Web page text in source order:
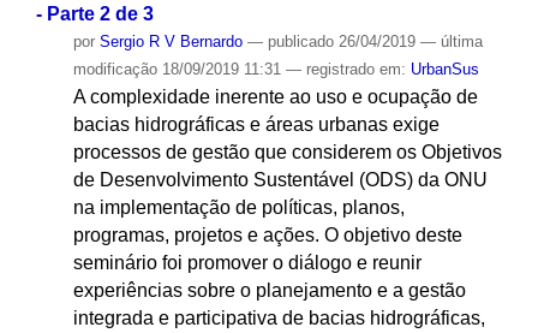
- Parte 2 de 3
por Sergio R V Bernardo — publicado26/04/2019 — última
modificação18/09/2019 11:31 — registrado em: UrbanSus
A complexidade inerente ao uso e ocupação de
bacias hidrográficas e áreas urbanas exige
processos de gestão que considerem os Objetivos
de Desenvolvimento Sustentável (ODS) da ONU
na implementação de políticas, planos,
programas, projetos e ações. O objetivo deste
seminário foi promover o diálogo e reunir
experiências sobre o planejamento e a gestão
integrada e participativa de bacias hidrográficas,